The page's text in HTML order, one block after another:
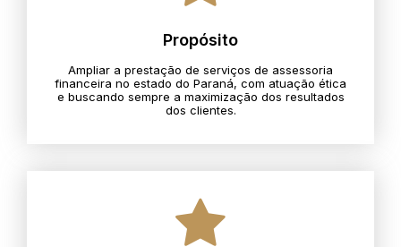
Propósito
Ampliar a prestação de serviços de assessoria
financeira no estado do Paraná, com atuação ética
e buscando sempre a maximização dos resultados
dos clientes.